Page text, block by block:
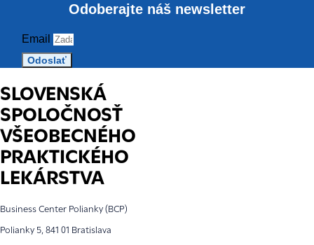
Odoberajte náš newsletter
Email
Odoslať
SLOVENSKÁ
SPOLOČNOSŤ
VŠEOBECNÉHO
PRAKTICKÉHO
LEKÁRSTVA
Business Center Polianky (BCP)
Polianky 5, 841 01 Bratislava